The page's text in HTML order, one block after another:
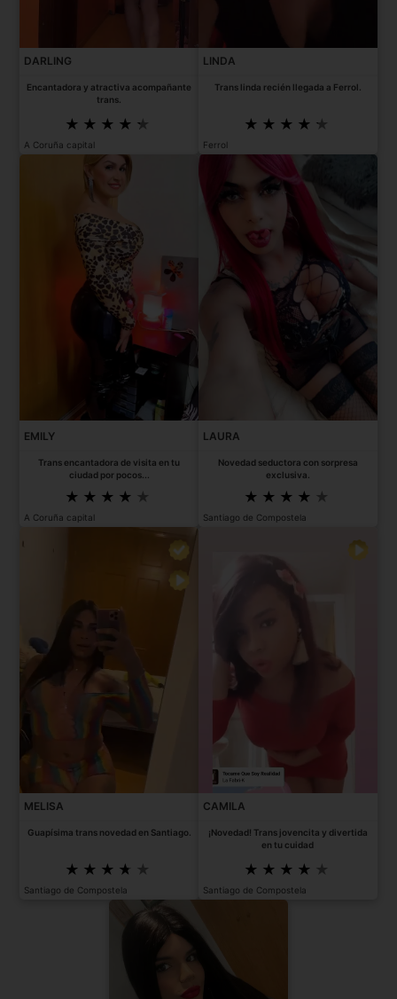
DARLING
Encantadora y atractiva acompañante
trans.
A Coruña capital
LINDA
Trans linda recién llegada a Ferrol.
Ferrol
EMILY
Trans encantadora de visita en tu
ciudad por pocos...
A Coruña capital
LAURA
Novedad seductora con sorpresa
exclusiva.
Santiago de Compostela
MELISA
Guapísima trans novedad en Santiago.
Santiago de Compostela
CAMILA
¡Novedad! Trans jovencita y divertida
en tu cuidad
Santiago de Compostela